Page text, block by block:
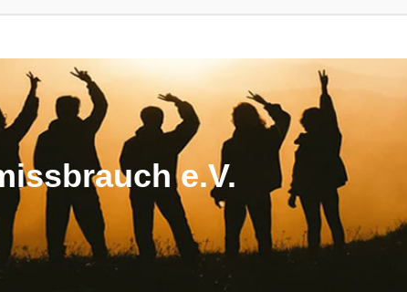
e.V.